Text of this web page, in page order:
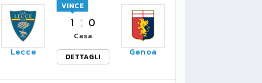
Lecce
1
VINCE
0
Casa
DETTAGLI
Genoa